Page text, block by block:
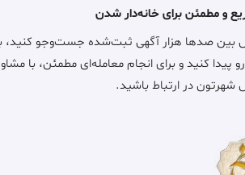
و مطمئن برای خانه‌دار شدن
بین صدها هزار آگهی ثبت‌شده جست‌وجو
پیدا کنید و برای انجام معامله‌ای مطمئن، با
در ارتباط باشید.